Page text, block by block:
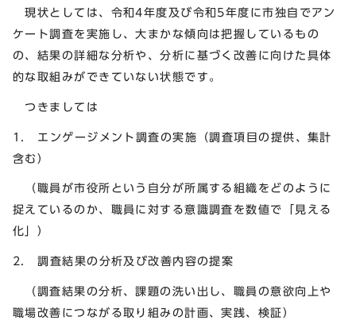
現状としては、令和4年度及び令和5年度に市独自でアン
ケート調査を実施し、大まかな傾向は把握しているもの
の、結果の詳細な分析や、分析に基づく改善に向けた具体
的な取組みができていない状態です。
つきましては
1. エンゲージメント調査の実施（調査項目の提供、集計
含む）
（職員が市役所という自分が所属する組織をどのように
捉えているのか、職員に対する意識調査を数値で「見える
化」）
2. 調査結果の分析及び改善内容の提案
（調査結果の分析、課題の洗い出し、職員の意欲向上や
職場改善につながる取り組みの計画、実践、検証）